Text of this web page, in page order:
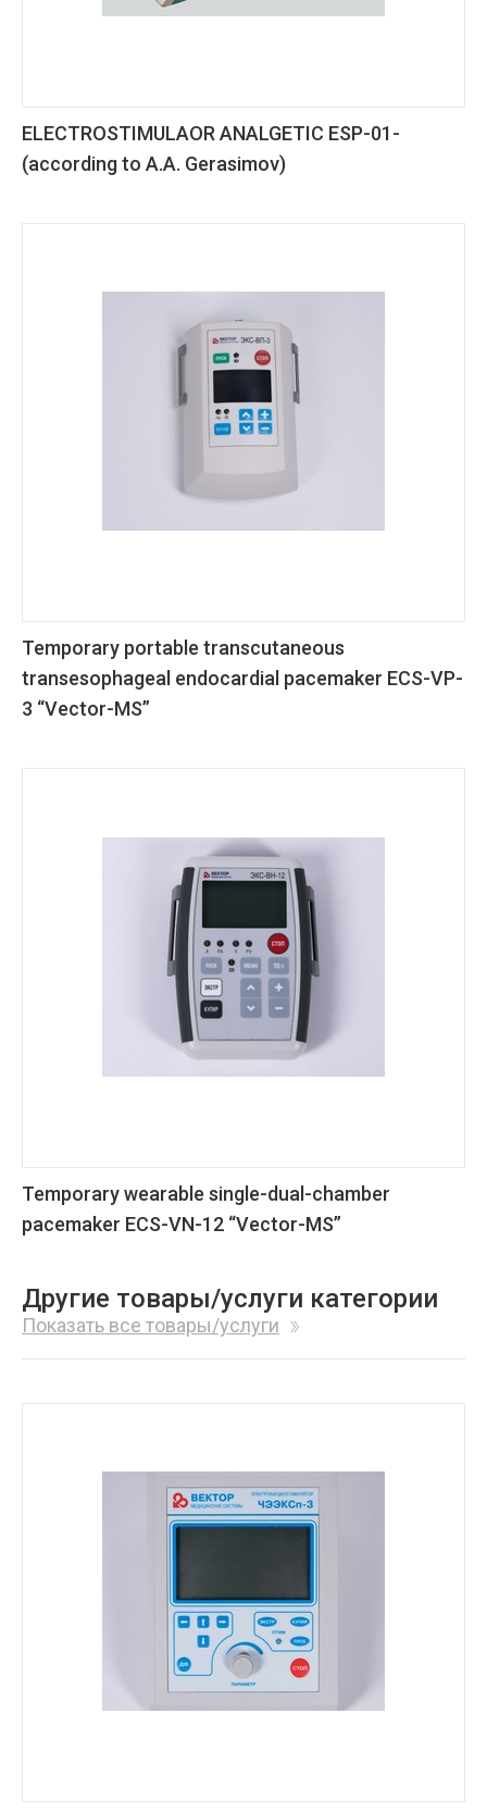
ELECTROSTIMULAOR ANALGETIC ESP-01-
(according to A.A. Gerasimov)
Temporary portable transcutaneous
transesophageal endocardial pacemaker ECS-VP-
3 “Vector-MS”
Temporary wearable single-dual-chamber
pacemaker ECS-VN-12 “Vector-MS”
Другие товары/услуги категории
Показать все товары/услуги